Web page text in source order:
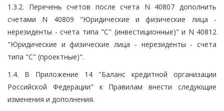
1.3.2. Перечень счетов после счета N 40807 дополнить
счетами N 40809 "Юридические и физические лица -
нерезиденты - счета типа "С" (инвестиционные)" и N 40812
"Юридические и физические лица - нерезиденты - счета
типа "С" (проектные)".
1.4. В Приложение 14 "Баланс кредитной организации
Российской Федерации" к Правилам внести следующие
изменения и дополнения.